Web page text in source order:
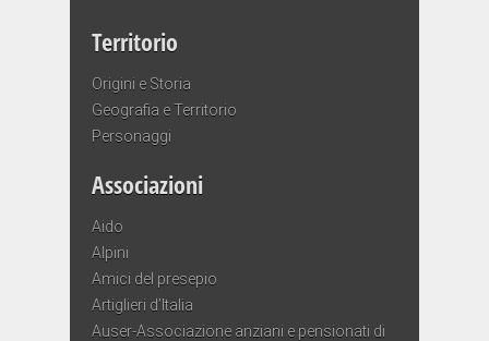
Territorio
Origini e Storia
Geografia e Territorio
Personaggi
Associazioni
Aido
Alpini
Amici del presepio
Artiglieri d’Italia
Auser-Associazione anziani e pensionati di